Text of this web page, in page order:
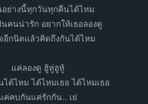
อย่างนี้ทุกวันทุกคืนได้ไหม
นคนน่ารัก อยากให้เธอลองดู
อีกนิดแล้วคิดถึงกันได้ไหม
แค่ลองดู ฮู้หู่ฮูหู้
ด้ไหม ได้ไหมเธอ ได้ไหมเธอ
ค่คบกันแค่รักกัน.. เย่